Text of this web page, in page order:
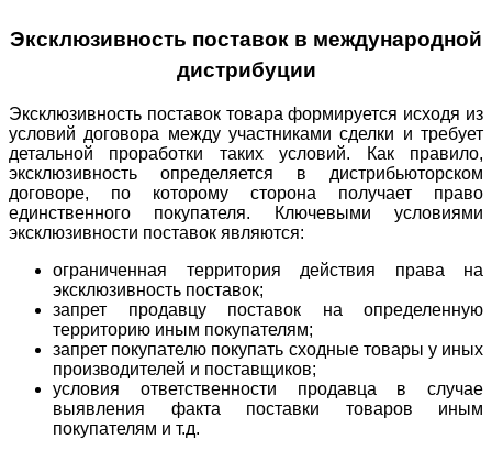
Эксклюзивность поставок в международной
дистрибуции
Эксклюзивность поставок товара формируется исходя из
условий договора между участниками сделки и требует
детальной проработки таких условий. Как правило,
эксклюзивность определяется в дистрибьюторском
договоре, по которому сторона получает право
единственного покупателя. Ключевыми условиями
эксклюзивности поставок являются:
ограниченная территория действия права на
эксклюзивность поставок;
запрет продавцу поставок на определенную
территорию иным покупателям;
запрет покупателю покупать сходные товары у иных
производителей и поставщиков;
условия ответственности продавца в случае
выявления факта поставки товаров иным
покупателям и т.д.